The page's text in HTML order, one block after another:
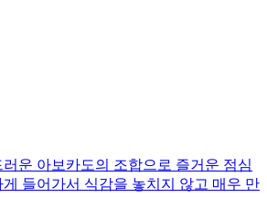
운 아보카도의 조합으로 즐거운 점심
들어가서 식감을 놓치지 않고 매우 만